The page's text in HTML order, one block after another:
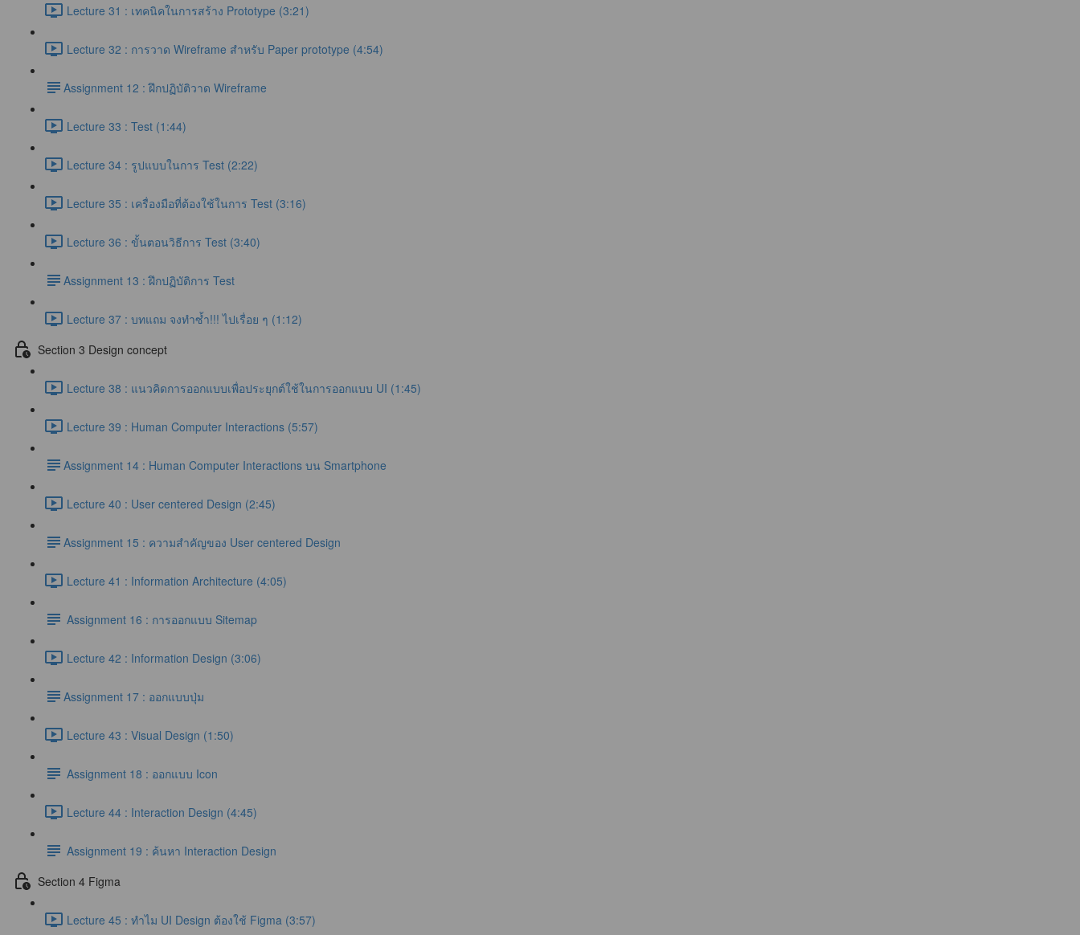
Lecture 31 : เทคนิคในการสร้าง Prototype (3:21)
Lecture 32 : การวาด Wireframe สำหรับ Paper prototype (4:54)
​Assignment 12 : ฝึกปฏิบัติวาด Wireframe
Lecture 33 : Test (1:44)
Lecture 34 : รูปแบบในการ Test (2:22)
Lecture 35 : เครื่องมือที่ต้องใช้ในการ Test (3:16)
Lecture 36 : ขั้นตอนวิธีการ Test (3:40)
​Assignment 13 : ฝึกปฏิบัติการ Test
Lecture 37 : บทแถม จงทำซ้ำ!!! ไปเรื่อย ๆ (1:12)
Section 3 Design concept
Lecture 38 : แนวคิดการออกแบบเพื่อประยุกต์ใช้ในการออกแบบ UI (1:45)
Lecture 39 : Human Computer Interactions (5:57)
​Assignment 14 : Human Computer Interactions บน Smartphone
Lecture 40 : User centered Design (2:45)
​Assignment 15 : ความสำคัญของ User centered Design
Lecture 41 : Information Architecture (4:05)
Assignment 16 : การออกแบบ Sitemap
Lecture 42 : Information Design (3:06)
​Assignment 17 : ออกแบบปุ่ม
Lecture 43 : Visual Design (1:50)
Assignment 18 : ออกแบบ Icon
Lecture 44 : Interaction Design (4:45)
Assignment 19 : ค้นหา Interaction Design
Section 4 Figma
Lecture 45 : ทำไม UI Design ต้องใช้ Figma (3:57)